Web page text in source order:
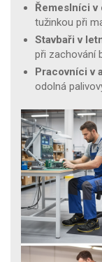
Řemeslníci v
tužinkou při
Stavbaři v
při zachování
Pracovníci v
odolná